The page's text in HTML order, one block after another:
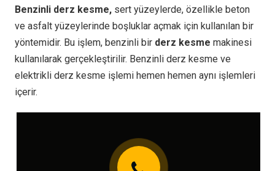
Benzinli derz kesme, sert yüzeylerde, özellikle beton
ve asfalt yüzeylerinde boşluklar açmak için kullanılan bir
yöntemidir. Bu işlem, benzinli bir derz kesme makinesi
kullanılarak gerçekleştirilir. Benzinli derz kesme ve
elektrikli derz kesme işlemi hemen hemen aynı işlemleri
içerir.